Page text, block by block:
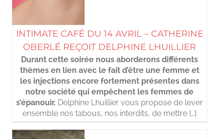
INTIMATE CAFÉ DU 14 AVRIL – CATHERINE
OBERLÉ REÇOIT DELPHINE LHUILLIER
Durant cette soirée nous aborderons différents
thèmes en lien avec le fait d’être une femme et
les injections encore fortement présentes dans
notre société qui empêchent les femmes de
s’épanouir. Delphine Lhuillier vous propose de lever
ensemble nos tabous, nos interdits, de mettre […]